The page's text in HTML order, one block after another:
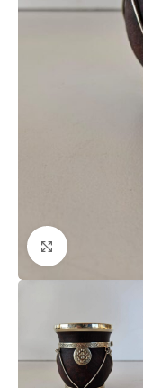
Clic para ampliar